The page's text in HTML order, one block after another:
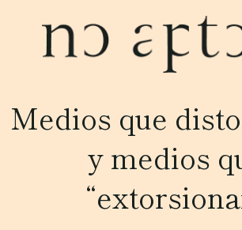
Medios que
y medios